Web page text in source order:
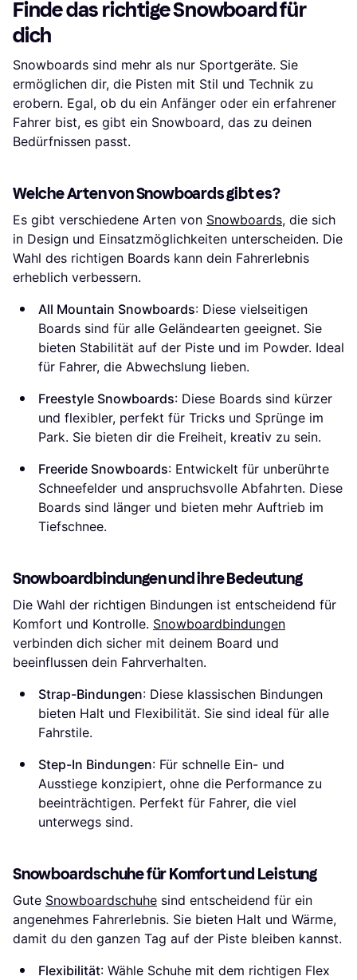
Finde das richtige Snowboard für
dich
Snowboards sind mehr als nur Sportgeräte. Sie
ermöglichen dir, die Pisten mit Stil und Technik zu
erobern. Egal, ob du ein Anfänger oder ein erfahrener
Fahrer bist, es gibt ein Snowboard, das zu deinen
Bedürfnissen passt.
Welche Arten von Snowboards gibt es?
Es gibt verschiedene Arten von Snowboards, die sich
in Design und Einsatzmöglichkeiten unterscheiden. Die
Wahl des richtigen Boards kann dein Fahrerlebnis
erheblich verbessern.
All Mountain Snowboards: Diese vielseitigen
Boards sind für alle Geländearten geeignet. Sie
bieten Stabilität auf der Piste und im Powder. Ideal
für Fahrer, die Abwechslung lieben.
Freestyle Snowboards: Diese Boards sind kürzer
und flexibler, perfekt für Tricks und Sprünge im
Park. Sie bieten dir die Freiheit, kreativ zu sein.
Freeride Snowboards: Entwickelt für unberührte
Schneefelder und anspruchsvolle Abfahrten. Diese
Boards sind länger und bieten mehr Auftrieb im
Tiefschnee.
Snowboardbindungen und ihre Bedeutung
Die Wahl der richtigen Bindungen ist entscheidend für
Komfort und Kontrolle. Snowboardbindungen
verbinden dich sicher mit deinem Board und
beeinflussen dein Fahrverhalten.
Strap-Bindungen: Diese klassischen Bindungen
bieten Halt und Flexibilität. Sie sind ideal für alle
Fahrstile.
Step-In Bindungen: Für schnelle Ein- und
Ausstiege konzipiert, ohne die Performance zu
beeinträchtigen. Perfekt für Fahrer, die viel
unterwegs sind.
Snowboardschuhe für Komfort und Leistung
Gute Snowboardschuhe sind entscheidend für ein
angenehmes Fahrerlebnis. Sie bieten Halt und Wärme,
damit du den ganzen Tag auf der Piste bleiben kannst.
Flexibilität: Wähle Schuhe mit dem richtigen Flex